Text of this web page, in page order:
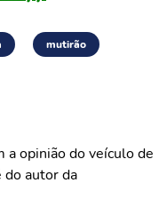
mutirão
a opinião do veículo de
do autor da